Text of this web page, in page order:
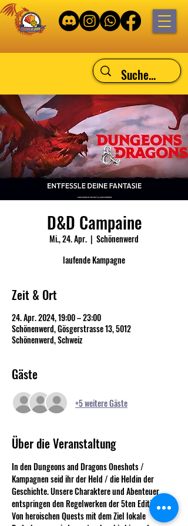
D&D Campaine
Mi., 24. Apr.
  |
Schönenwerd
laufende Kampagne
Zeit & Ort
24. Apr. 2024, 19:00 – 23:00
Schönenwerd, Gösgerstrasse 13, 5012
Schönenwerd, Schweiz
Gäste
+5 weitere Gäste
Über die Veranstaltung
In den Dungeons and Dragons Oneshots /
Kampagnen seid ihr der Held / die Heldin der
Geschichte. Unsere Charaktere und Abenteuer
entspringen den Regelwerken der 5ten Edition
Von heroischen Quests mit dem Ziel lokale